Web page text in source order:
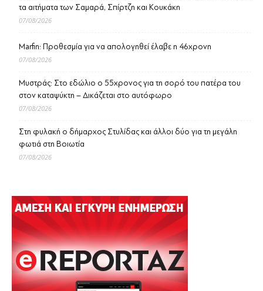
τα αιτήματα των Σαμαρά, Σπίρτζη και Κουκάκη
07/08/2026
Marfin: Προθεσμία για να απολογηθεί έλαβε η 46χρονη
07/08/2026
Μυστράς: Στο εδώλιο ο 55χρονος για τη σορό του πατέρα του
στον καταψύκτη – Δικάζεται στο αυτόφωρο
07/08/2026
Στη φυλακή ο δήμαρχος Στυλίδας και άλλοι δύο για τη μεγάλη
φωτιά στη Βοιωτία
07/08/2026